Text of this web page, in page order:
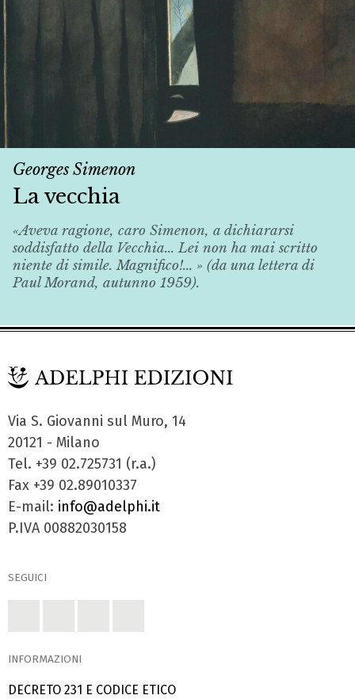
Georges Simenon
La vecchia
«Aveva ragione, caro Simenon, a dichiararsi
soddisfatto della Vecchia... Lei non ha mai scritto
niente di simile. Magnifico!... » (da una lettera di
Paul Morand, autunno 1959).
Via S. Giovanni sul Muro, 14
20121 - Milano
Tel. +39 02.725731 (r.a.)
Fax +39 02.89010337
E-mail: info@adelphi.it
P.IVA 00882030158
SEGUICI
INFORMAZIONI
DECRETO 231 E CODICE ETICO